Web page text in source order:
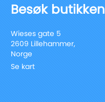
Besøk butikken
Wieses gate 5
2609 Lillehammer,
Norge
Se kart